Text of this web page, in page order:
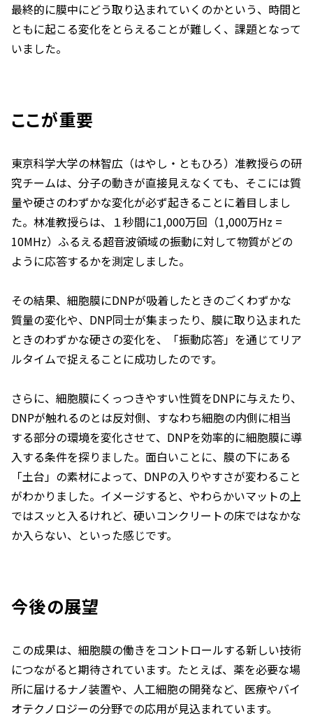
最終的に膜中にどう取り込まれていくのかという、時間と
ともに起こる変化をとらえることが難しく、課題となって
いました。
ここが重要
東京科学大学の林智広（はやし・ともひろ）准教授らの研
究チームは、分子の動きが直接見えなくても、そこには質
量や硬さのわずかな変化が必ず起きることに着目しまし
た。林准教授らは、１秒間に1,000万回（1,000万Hz =
10MHz）ふるえる超音波領域の振動に対して物質がどの
ように応答するかを測定しました。
その結果、細胞膜にDNPが吸着したときのごくわずかな
質量の変化や、DNP同士が集まったり、膜に取り込まれた
ときのわずかな硬さの変化を、「振動応答」を通じてリア
ルタイムで捉えることに成功したのです。
さらに、細胞膜にくっつきやすい性質をDNPに与えたり、
DNPが触れるのとは反対側、すなわち細胞の内側に相当
する部分の環境を変化させて、DNPを効率的に細胞膜に導
入する条件を探りました。面白いことに、膜の下にある
「土台」の素材によって、DNPの入りやすさが変わること
がわかりました。イメージすると、やわらかいマットの上
ではスッと入るけれど、硬いコンクリートの床ではなかな
か入らない、といった感じです。
今後の展望
この成果は、細胞膜の働きをコントロールする新しい技術
につながると期待されています。たとえば、薬を必要な場
所に届けるナノ装置や、人工細胞の開発など、医療やバイ
オテクノロジーの分野での応用が見込まれています。